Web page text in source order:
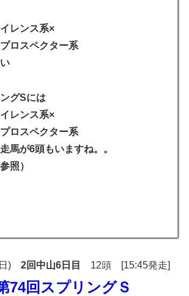
レンス系×
ロスペクター系
グSには
レンス系×
ロスペクター系
馬が6頭もいますね。。
照）
日) 2回中山6日目 12頭 [15:45発走]
74回スプリングＳ